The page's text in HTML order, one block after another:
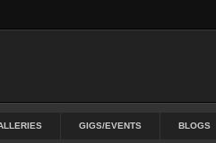
GIGS/EVENTS BLOGS